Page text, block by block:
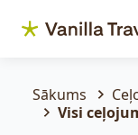
Sākums
Visi